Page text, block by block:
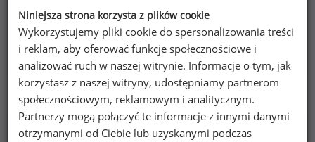
Kobiety
50 21
Poszukujesz szczegółowych danych o
Niniejsza strona korzysta z plików cookie
Wykorzystujemy pliki cookie do spersonalizowania treści
i reklam, aby oferować funkcje społecznościowe i
analizować ruch w naszej witrynie. Informacje o tym, jak
korzystasz z naszej witryny, udostępniamy partnerom
społecznościowym, reklamowym i analitycznym.
Partnerzy mogą połączyć te informacje z innymi danymi
otrzymanymi od Ciebie lub uzyskanymi podczas